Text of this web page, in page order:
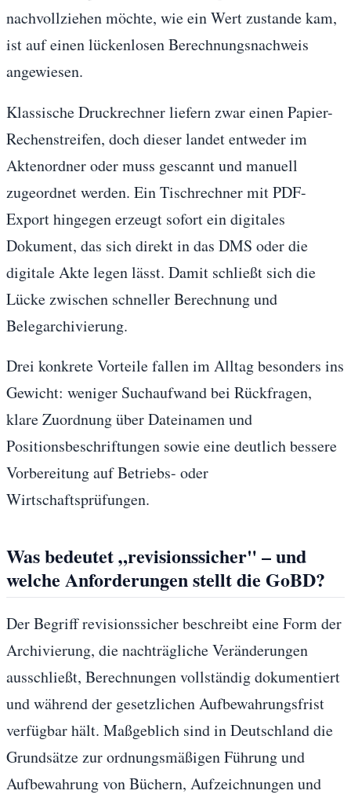
nachvollziehen möchte, wie ein Wert zustande kam,
ist auf einen lückenlosen Berechnungsnachweis
angewiesen.
Klassische Druckrechner liefern zwar einen Papier-
Rechenstreifen, doch dieser landet entweder im
Aktenordner oder muss gescannt und manuell
zugeordnet werden. Ein Tischrechner mit PDF-
Export hingegen erzeugt sofort ein digitales
Dokument, das sich direkt in das DMS oder die
digitale Akte legen lässt. Damit schließt sich die
Lücke zwischen schneller Berechnung und
Belegarchivierung.
Drei konkrete Vorteile fallen im Alltag besonders ins
Gewicht: weniger Suchaufwand bei Rückfragen,
klare Zuordnung über Dateinamen und
Positionsbeschriftungen sowie eine deutlich bessere
Vorbereitung auf Betriebs- oder
Wirtschaftsprüfungen.
Was bedeutet „revisionssicher" – und
welche Anforderungen stellt die GoBD?
Der Begriff revisionssicher beschreibt eine Form der
Archivierung, die nachträgliche Veränderungen
ausschließt, Berechnungen vollständig dokumentiert
und während der gesetzlichen Aufbewahrungsfrist
verfügbar hält. Maßgeblich sind in Deutschland die
Grundsätze zur ordnungsmäßigen Führung und
Aufbewahrung von Büchern, Aufzeichnungen und